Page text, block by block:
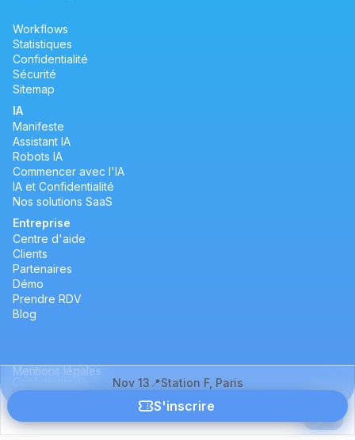
Nov 13 📍Station F, Paris
S'inscrire
Workflows
Statistiques
Confidentialité
Sécurité
Sitemap
IA
Manifeste
Assistant IA
Robots IA
Commencer avec l'IA
IA et Confidentialité
Nos solutions SaaS
Entreprise
Centre d'aide
Clients
Partenaires
Démo
Prendre RDV
Blog
Mentions légales